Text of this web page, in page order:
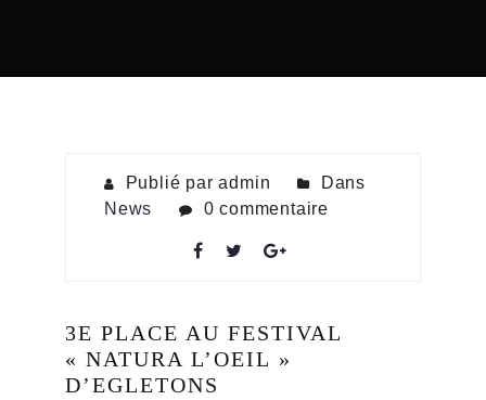
Publié par admin
Dans
News
0 commentaire
3E PLACE AU FESTIVAL
« NATURA L’OEIL »
D’EGLETONS